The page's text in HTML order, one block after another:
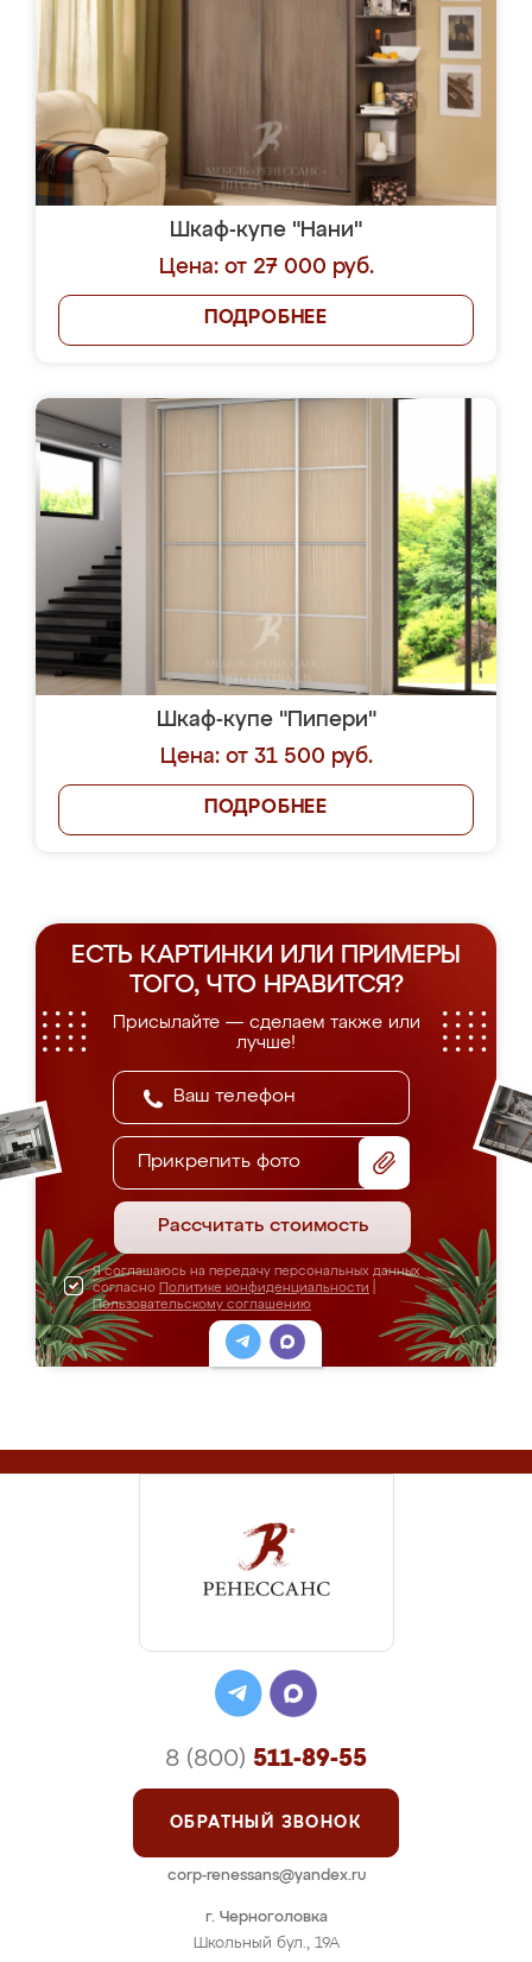
Шкаф-купе "Нани"
Цена: от 27 000 руб.
ПОДРОБНЕЕ
Шкаф-купе "Пипери"
Цена: от 31 500 руб.
ПОДРОБНЕЕ
ЕСТЬ КАРТИНКИ ИЛИ ПРИМЕРЫ
ТОГО, ЧТО НРАВИТСЯ?
Присылайте — сделаем также или
лучше!
Прикрепить фото
Рассчитать стоимость
Я соглашаюсь на передачу персональных данных
согласно Политике конфиденциальности
Пользовательскому соглашению
г. Черноголовка
Школьный бул., 19А
8 (800) 511-89-55
ОБРАТНЫЙ ЗВОНОК
corp-renessans@yandex.ru